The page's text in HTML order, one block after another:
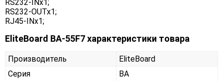
RS232-INx1;
RS232-OUTx1;
RJ45-INx1;
EliteBoard BA-55F7 характеристики товара
Производитель
EliteBoard
Серия
BA